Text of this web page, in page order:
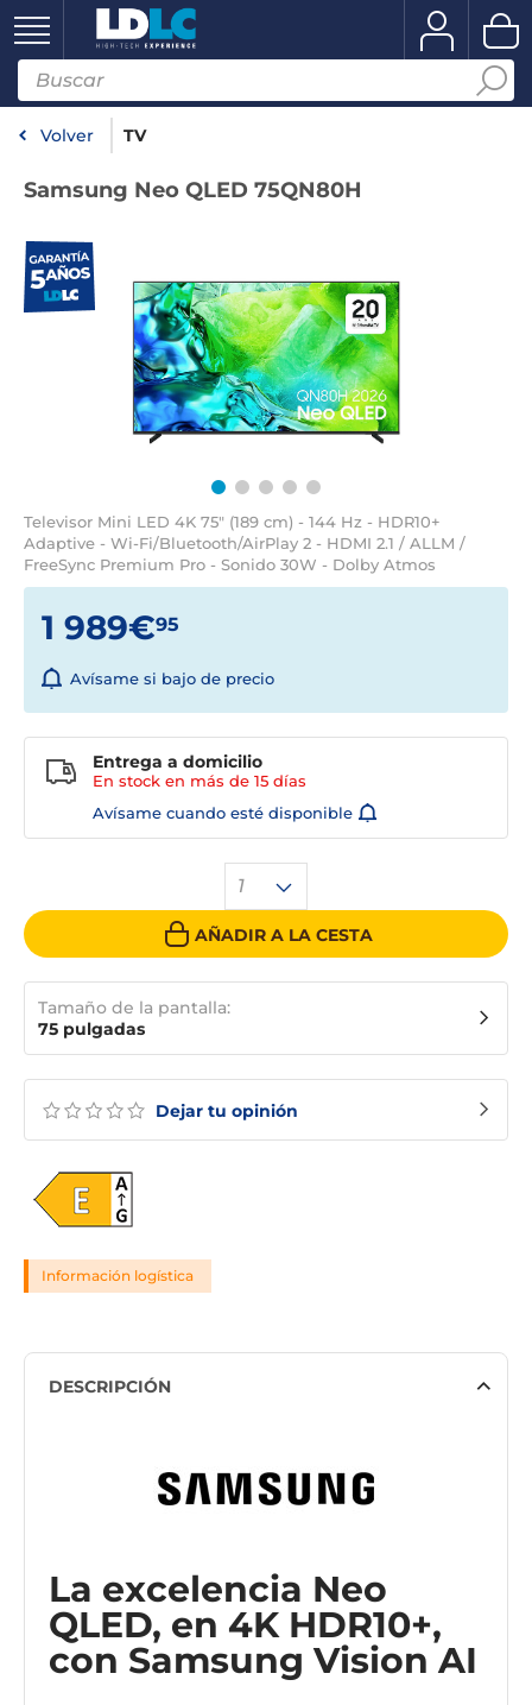
Volver TV
Samsung Neo QLED 75QN80H
Televisor Mini LED 4K 75" (189 cm) - 144 Hz - HDR10+
Adaptive - Wi-Fi/Bluetooth/AirPlay 2 - HDMI 2.1 / ALLM /
FreeSync Premium Pro - Sonido 30W - Dolby Atmos
Dejar tu opinión
1 989€95
Avísame si bajo de precio
1
AÑADIR A LA CESTA
Entrega a domicilio
En stock en más de 15 días
Avísame cuando esté disponible
Tamaño de la pantalla:
75 pulgadas
Información logística
DESCRIPCIÓN
La excelencia Neo
QLED, en 4K HDR10+,
con Samsung Vision AI